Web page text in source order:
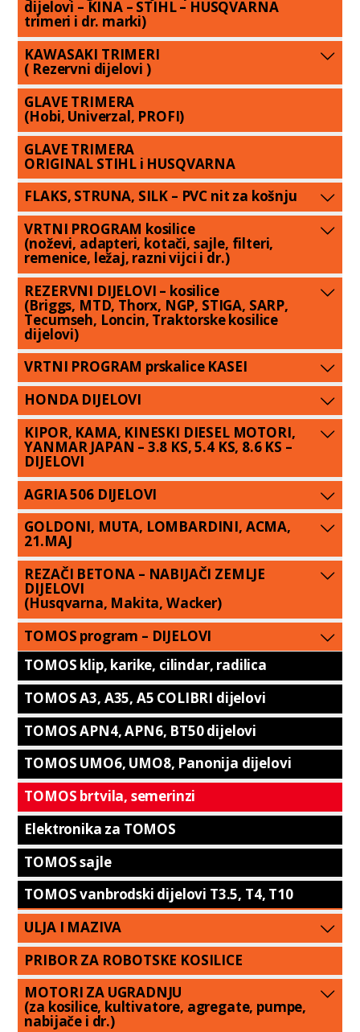
dijelovi – KINA – STIHL – HUSQVARNA
trimeri i dr. marki)
KAWASAKI TRIMERI
( Rezervni dijelovi )
GLAVE TRIMERA
(Hobi, Univerzal, PROFI)
GLAVE TRIMERA
ORIGINAL STIHL i HUSQVARNA
FLAKS, STRUNA, SILK – PVC nit za košnju
VRTNI PROGRAM kosilice
(noževi, adapteri, kotači, sajle, filteri,
remenice, ležaj, razni vijci i dr.)
REZERVNI DIJELOVI – kosilice
(Briggs, MTD, Thorx, NGP, STIGA, SARP,
Tecumseh, Loncin, Traktorske kosilice
dijelovi)
VRTNI PROGRAM prskalice KASEI
HONDA DIJELOVI
KIPOR, KAMA, KINESKI DIESEL MOTORI,
YANMAR JAPAN – 3.8 KS, 5.4 KS, 8.6 KS –
DIJELOVI
AGRIA 506 DIJELOVI
GOLDONI, MUTA, LOMBARDINI, ACMA,
21.MAJ
REZAČI BETONA – NABIJAČI ZEMLJE
DIJELOVI
(Husqvarna, Makita, Wacker)
TOMOS program – DIJELOVI
TOMOS klip, karike, cilindar, radilica
TOMOS A3, A35, A5 COLIBRI dijelovi
TOMOS APN4, APN6, BT50 dijelovi
TOMOS UMO6, UMO8, Panonija dijelovi
TOMOS brtvila, semerinzi
Elektronika za TOMOS
TOMOS sajle
TOMOS vanbrodski dijelovi T3.5, T4, T10
ULJA I MAZIVA
PRIBOR ZA ROBOTSKE KOSILICE
MOTORI ZA UGRADNJU
(za kosilice, kultivatore, agregate, pumpe,
nabijače i dr.)